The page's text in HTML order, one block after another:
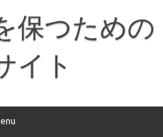
保つための
イト